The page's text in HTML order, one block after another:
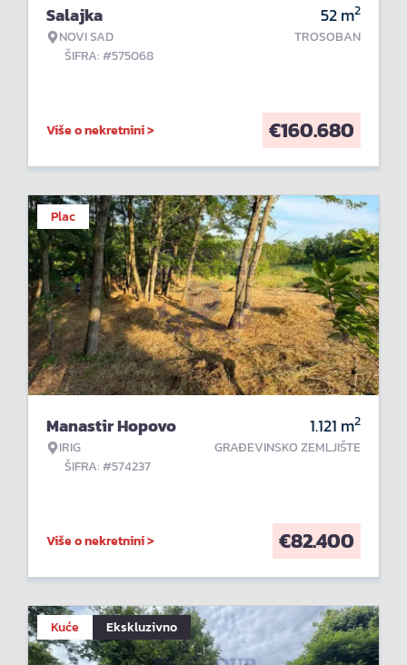
Salajka
NOVI SAD
ŠIFRA: #575068
52m2
TROSOBAN
Više o nekretnini > €160.680
Plac
Manastir Hopovo
IRIG
ŠIFRA: #574237
1.121 m2
GRAĐEVINSKO ZEMLJIŠTE
Više o nekretnini > €82.400
Kuće Ekskluzivno